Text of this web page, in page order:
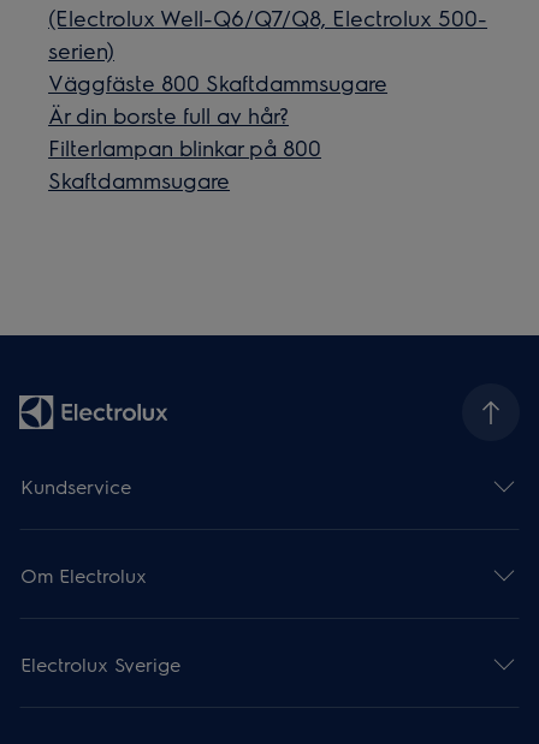
(Electrolux Well-Q6/Q7/Q8, Electrolux 500-
serien)
Väggfäste 800 Skaftdammsugare
Är din borste full av hår?
Filterlampan blinkar på 800
Skaftdammsugare
Kundservice
Om Electrolux
Electrolux Sverige